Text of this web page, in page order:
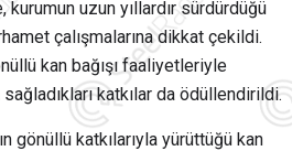
uzun yıllardır sürdürdüğü
çalışmalarına dikkat çekildi.
kan bağışı faaliyetleriyle
katkılar da ödüllendirildi.
gönüllü katkılarıyla yürüttüğü kan